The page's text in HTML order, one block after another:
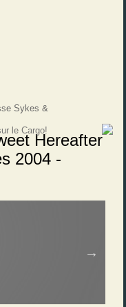
Sykes &
Hereafter
2004 -